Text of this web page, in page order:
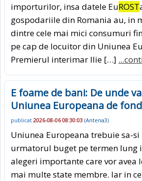
importurilor, insa datele EuROST
gospodariile din Romania au, in
dintre cele mai mici consumuri
pe cap de locuitor din Uniunea
Premierul interimar Ilie […]
E foame de bani: De unde
Uniunea Europeana de
publicat 2026-08-06 08:30:03 (Antena3)
Uniunea Europeana trebuie sa-
urmatorul buget pe termen lung
alegeri importante care vor avea
mai multe state membre. Iar in